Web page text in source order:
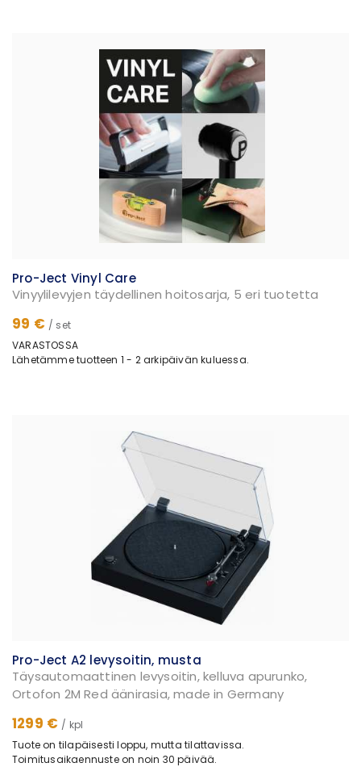
Pro-Ject Vinyl Care
Vinyylilevyjen täydellinen hoitosarja, 5 eri tuotetta
99 € / set
VARASTOSSA
Lähetämme tuotteen 1 - 2 arkipäivän kuluessa.
Pro-Ject A2 levysoitin, musta
Täysautomaattinen levysoitin, kelluva apurunko,
Ortofon 2M Red äänirasia, made in Germany
1299 € / kpl
Tuote on tilapäisesti loppu, mutta tilattavissa.
Toimitusaikaennuste on noin 30 päivää.